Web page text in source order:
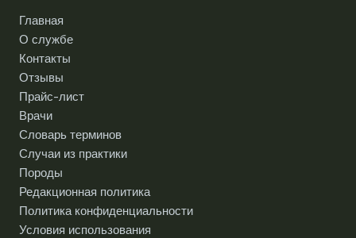
Главная
О службе
Контакты
Отзывы
Прайс-лист
Врачи
Словарь терминов
Случаи из практики
Породы
Редакционная политика
Политика конфиденциальности
Условия использования